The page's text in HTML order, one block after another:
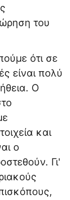
του
ότι σε
είναι πολύ
Ο
και
ο
Γι'